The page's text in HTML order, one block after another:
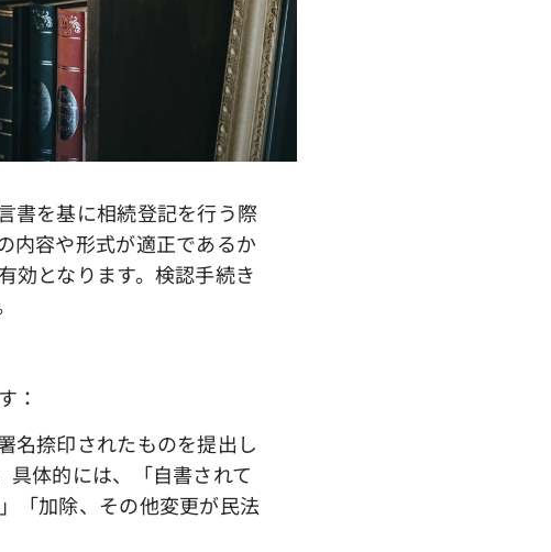
書を基に相続登記を行う際
内容や形式が適正であるか
効となります。検認手続き
：
名捺印されたものを提出し
具体的には、「自書されて
「加除、その他変更が民法